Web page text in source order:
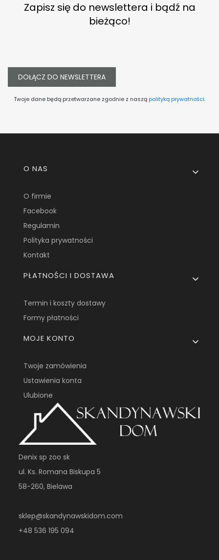
Zapisz się do newslettera i bądź na
bieżąco!
DOŁĄCZ DO NEWSLETTERA
Twoje dane będą przetwarzane zgodnie z nasząpolityką prywatności.
Linki w stopce
O NAS
O firmie
Facebook
Regulamin
Polityka prywatności
Kontakt
PŁATNOŚCI I DOSTAWA
Termin i koszty dostawy
Formy płatności
MOJE KONTO
Twoje zamówienia
Ustawienia konta
Ulubione
Denix sp zoo sk
ul. Ks. Romana Biskupa 5
58-260, Bielawa
sklep@skandynawskidom.com
+48 536 195 094